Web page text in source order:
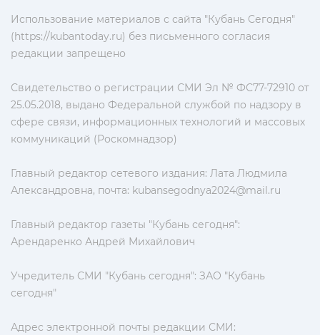
Использование материалов с сайта "Кубань Сегодня"
(https://kubantoday.ru) без письменного согласия
редакции запрещено
Свидетельство о регистрации СМИ Эл № ФС77-72910 от
25.05.2018, выдано Федеральной службой по надзору в
сфере связи, информационных технологий и массовых
коммуникаций (Роскомнадзор)
Главный редактор сетевого издания: Лата Людмила
Александровна, почта: kubansegodnya2024@mail.ru
Главный редактор газеты "Кубань сегодня":
Арендаренко Андрей Михайлович
Учредитель СМИ "Кубань сегодня": ЗАО "Кубань
сегодня"
Адрес электронной почты редакции СМИ: